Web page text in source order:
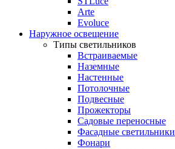
Arte
Evoluce
Наружное освещение
Типы светильников
Встраиваемые
Наземные
Настенные
Потолочные
Подвесные
Прожекторы
Садовые переносные
Фасадные светильники
Фонари